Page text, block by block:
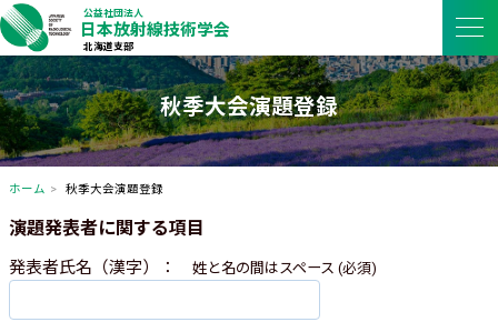
公益社団法人
日本放射線技術学会
北海道支部
秋季大会演題登録
ホーム 秋季大会演題登録
演題発表者に関する項目
発表者氏名（漢字）： 姓と名の間はスペース (必須)